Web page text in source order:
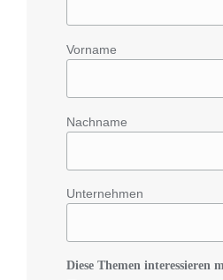
Vorname
Nachname
Unternehmen
Diese Themen interessieren